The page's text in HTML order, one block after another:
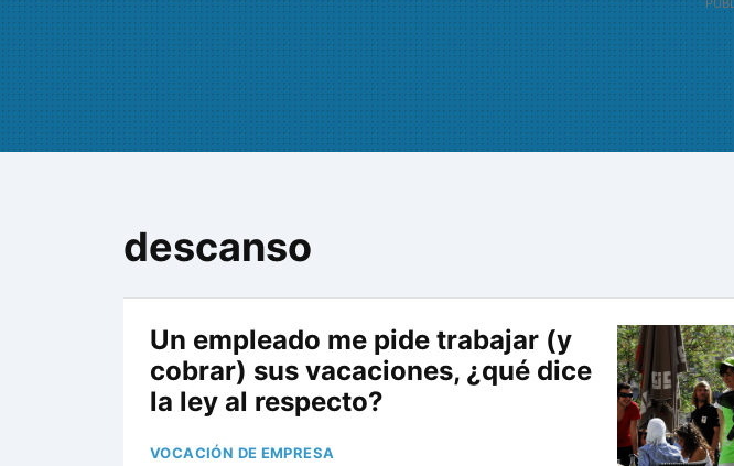
descanso
Un empleado me pide trabajar (y
cobrar) sus vacaciones, ¿qué dice
la ley al respecto?
VOCACIÓN DE EMPRESA